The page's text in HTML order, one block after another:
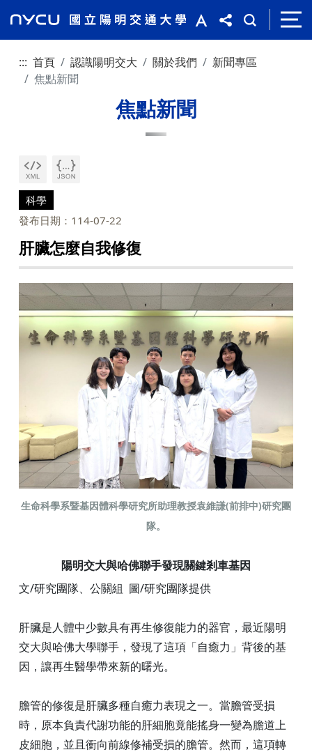
::: 首頁 認識陽明交大 關於我們
新聞專區
焦點新聞
焦點新聞
科學
發布日期：114-07-22
肝臟怎麼自我修復
生命科學系暨基因體科學研究所助理教授袁維謙(前排中)研究團
隊。
陽明交大與哈佛聯手發現關鍵剎車基因
文/研究團隊、公關組 圖/研究團隊提供
肝臟是人體中少數具有再生修復能力的器官，最近陽明
交大與哈佛大學聯手，發現了這項「自癒力」背後的基
因，讓再生醫學帶來新的曙光。
膽管的修復是肝臟多種自癒力表現之一。當膽管受損
時，原本負責代謝功能的肝細胞竟能搖身一變為膽道上
皮細胞，並且衝向前線修補受損的膽管。然而，這項轉